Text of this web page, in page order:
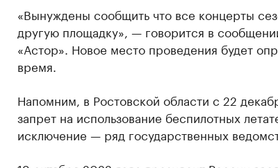
«Вынуждены сообщить что все концерты
другую площадку», — говорится в
«Астор». Новое место проведения будет
время.
Напомним, в Ростовской области с 22
запрет на использование беспилотных
исключение — ряд государственных